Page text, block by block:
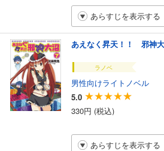
あらすじを表示する
あえなく昇天！！ 邪神大
ラノベ
男性向けライトノベル
5.0
330円 (税込)
あらすじを表示する